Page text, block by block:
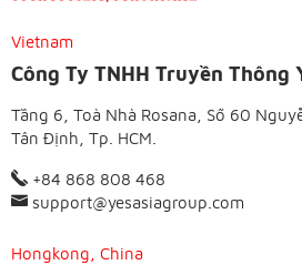
Vietnam
Công Ty TNHH Truyền Thông
Tầng 6, Toà Nhà Rosana, Số 60
Tân Định, Tp. HCM.
+84 868 808 468
support@yesasiagroup.com
Hongkong, China